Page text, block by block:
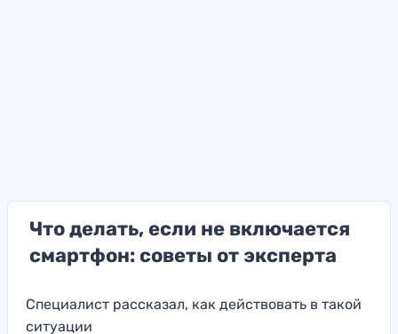
Что делать, если не включается
смартфон: советы от эксперта
Специалист рассказал, как действовать в такой
ситуации